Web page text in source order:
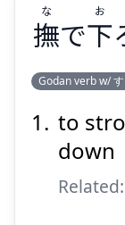
Suspend
撫で下
な お
Godan verb w/
to
down
Related: